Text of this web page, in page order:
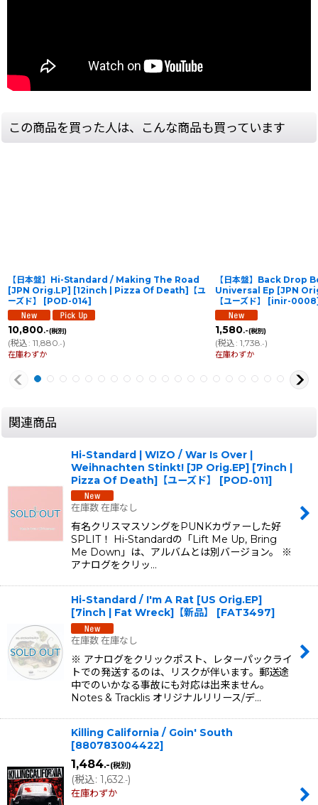
この商品を買った人は、こんな商品も買っています
【日本盤】Hi-Standard / Making The Road
[JPN Orig.LP] [12inch | Pizza Of Death]【ユ
ーズド】
[POD-014]
10,800.-(税別)
(税込: 11,880 .-)
在庫わずか
【日本盤】Back Drop
Universal Ep [JPN
【ユーズド】
[inir-0008
1,580.-(税別)
(税込: 1,738 .-)
在庫わずか
関連商品
Hi-Standard | WIZO / War Is Over |
Weihnachten Stinkt! [JP Orig.EP] [7inch |
Pizza Of Death]【ユーズド】
[POD-011]
在庫数 在庫なし
有名クリスマスソングをPUNKカヴァーした好
SPLIT！ Hi-Standardの「Lift Me Up, Bring
Me Down」は、アルバムとは別バージョン。 ※
アナログをクリッ…
Hi-Standard / I'm A Rat [US Orig.EP]
[7inch | Fat Wreck]【新品】
[FAT3497]
在庫数 在庫なし
※ アナログをクリックポスト、レターパックライ
トでの発送するのは、リスクが伴います。郵送途
中でのいかなる事故にも対応は出来ません。
Notes & Tracklis オリジナルリリース/デ…
Killing California / Goin' South
[880783004422]
1,484.-(税別)
(税込: 1,632.-)
在庫わずか